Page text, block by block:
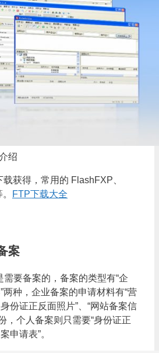
绍
获得，常用的 FlashFXP、
FTP下载大全
案
需要备案的，备案的类型有“企
两种，企业备案的申请材料有“营
份证正反面照片”、“网站备案信
，个人备案则只需要“身份证正
申请表”。